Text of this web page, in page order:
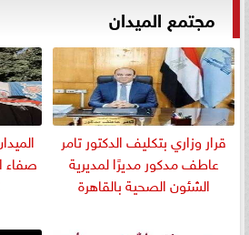
مجتمع الميدان
قرار وزاري بتكليف الدكتور تامر
عاطف مدكور مديرًا لمديرية
الشئون الصحية بالقاهرة
صفاء